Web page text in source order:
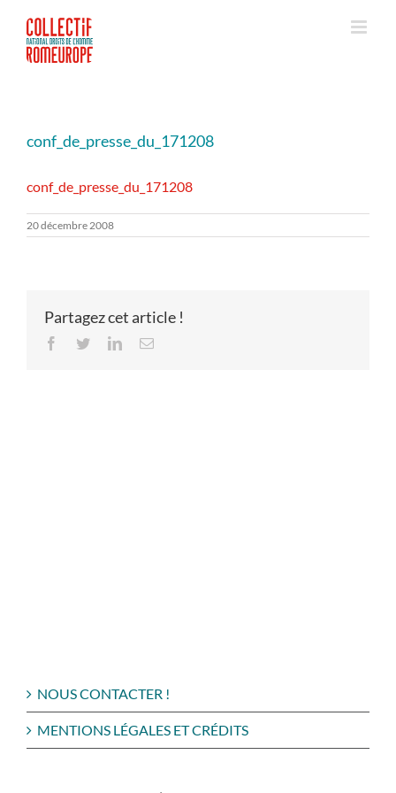
contenu
conf_de_presse_du_171208
conf_de_presse_du_171208
20 décembre 2008
Partagez cet article !
Facebook
TwitterLinkedInEmail
NOUS CONTACTER !
MENTIONS LÉGALES ET CRÉDITS